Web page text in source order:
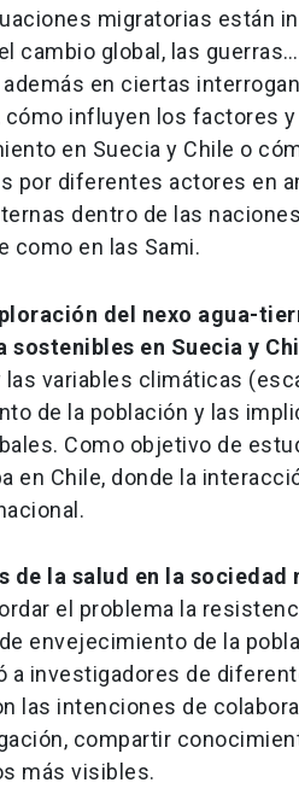
migratorias están
cambio global, las
además en ciertas
cómo influyen los factores
en Suecia y Chile o
por diferentes actores en
dentro de las
como en las Sami.
del nexo agua-
en Suecia y
variables climáticas
de la población y las
Como objetivo de
en Chile, donde la
de la salud en la sociedad
el problema la
envejecimiento de la
a investigadores de
las intenciones de
compartir
más visibles.